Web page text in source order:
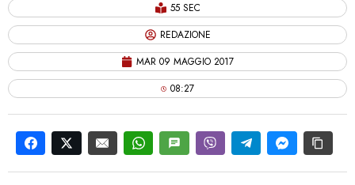
55 SEC
REDAZIONE
MAR 09 MAGGIO 2017
08:27